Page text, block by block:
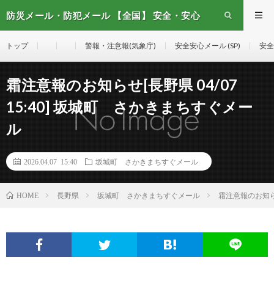
防災メール・防犯メール 【全国】 安全・安心
トップ 警報・注意報(気象庁) 安全安心メール (SP) 安
霜注意報のお知らせ[長野県 04/07
15:40] 坂城町 さかきまちすぐメー
ル
2026.04.07 15:40 坂城町 さかきまちすぐメール
HOME 長野県 坂城町 さかきまちすぐメール 霜注意報のお知